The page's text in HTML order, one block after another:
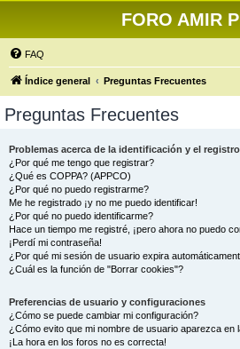
FORO AMIR
FAQ
Índice general Preguntas Frecuentes
Preguntas Frecuentes
Problemas acerca de la identificación y el registro
¿Por qué me tengo que registrar?
¿Qué es COPPA? (APPCO)
¿Por qué no puedo registrarme?
Me he registrado ¡y no me puedo identificar!
¿Por qué no puedo identificarme?
Hace un tiempo me registré, ¡pero ahora no puedo
¡Perdí mi contraseña!
¿Por qué mi sesión de usuario expira
¿Cuál es la función de "Borrar cookies"?
Preferencias de usuario y configuraciones
¿Cómo se puede cambiar mi configuración?
¿Cómo evito que mi nombre de usuario aparezca
¡La hora en los foros no es correcta!